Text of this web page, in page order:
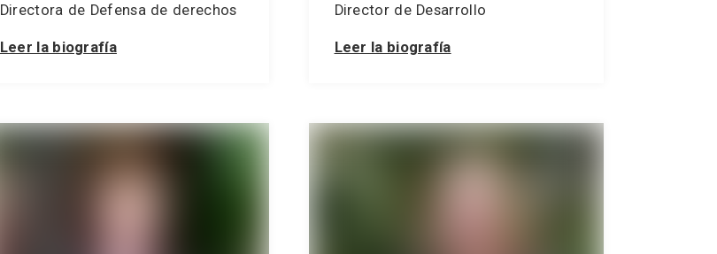
Directora de Defensa de derechos
Leer la biografía
Director de Desarrollo
Leer la biografía